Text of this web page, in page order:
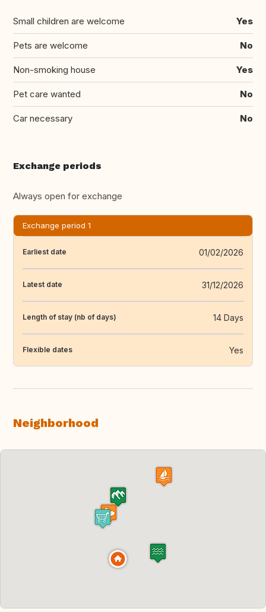
Small children are welcome Yes
Pets are welcome No
Non-smoking house Yes
Pet care wanted No
Car necessary No
Exchange periods
Always open for exchange
Exchange period 1
Earliest date 01/02/2026
Latest date 31/12/2026
Length of stay (nb of days) 14 Days
Flexible dates Yes
Neighborhood